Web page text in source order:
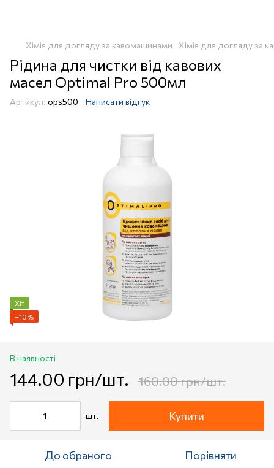
Хімія для догляду за кавомашинами Хімія для догляду за
Рідина для чистки від кавових
масел Optimal Pro 500мл
Артикул: ops500 Написати відгук
Хіт
−10%
В наявності
144.00 грн/шт. 160.00 грн/шт.
шт. Купити
До обраного Порівняти